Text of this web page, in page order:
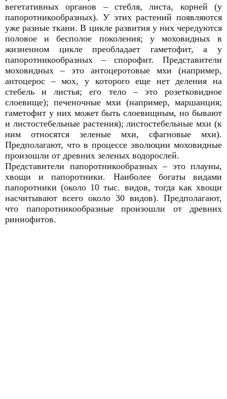
вегетативных органов – стебля, листа, корней (у
папоротникообразных). У этих растений появляются
уже разные ткани. В цикле развития у них чередуются
половое и бесполое поколения; у моховидных в
жизненном цикле преобладает гаметофит, а у
папоротникообразных – спорофит. Представители
моховидных – это антоцеротовые мхи (например,
антоцерос – мох, у которого еще нет деления на
стебель и листья; его тело – это розетковидное
слоевище); печеночные мхи (например, маршанция;
гаметофит у них может быть слоевищным, но бывают
и листостебельные растения); листостебельные мхи (к
ним относятся зеленые мхи, сфагновые мхи).
Предполагают, что в процессе эволюции моховидные
произошли от древних зеленых водорослей.
Представители папоротникообразных – это плауны,
хвощи и папоротники. Наиболее богаты видами
папоротники (около 10 тыс. видов, тогда как хвощи
насчитывают всего около 30 видов). Предполагают,
что папоротникообразные произошли от древних
риниофитов.